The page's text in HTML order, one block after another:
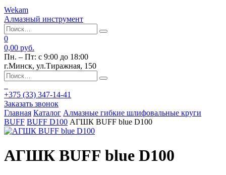
Wekam
Алмазный инструмент
0
0,00 руб.
Пн. – Пт: с 9:00 до 18:00
г.Минск, ул.Тиражная, 150
+375 (33) 347-14-41
Заказать звонок
Главная Каталог Алмазные гибкие шлифовальные круги
BUFF BUFF D100 АГШК BUFF blue D100
АГШК BUFF blue D100